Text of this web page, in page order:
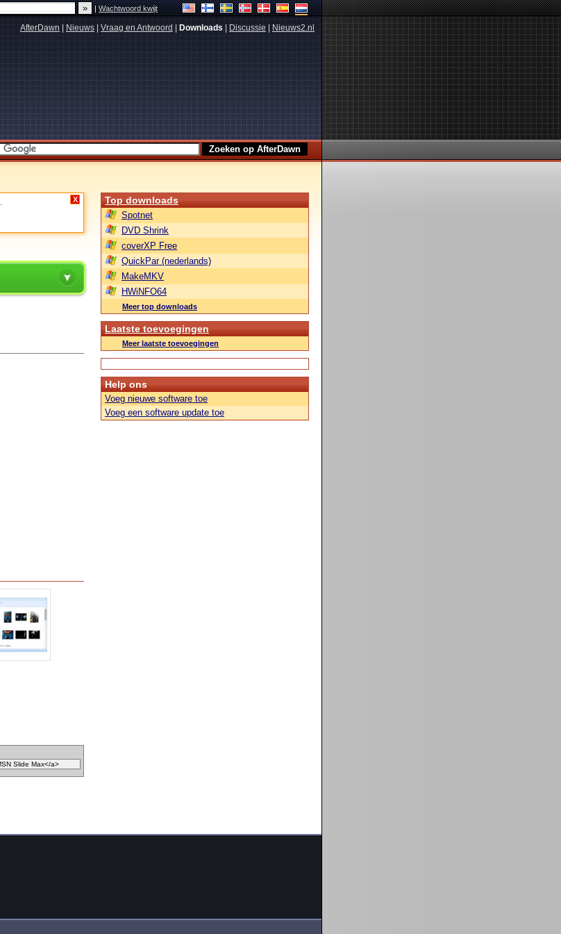
|Wachtwoord kwijt
AfterDawn Nieuws Vraag en Antwoord Downloads Discussie Nieuws2.nl
X Top downloads
Spotnet
DVD Shrink
coverXP Free
QuickPar (nederlands)
MakeMKV
HWiNFO64
Meer top downloads
Laatste toevoegingen
Meer laatste toevoegingen
Help ons
Voeg nieuwe software toe
Voeg een software update toe